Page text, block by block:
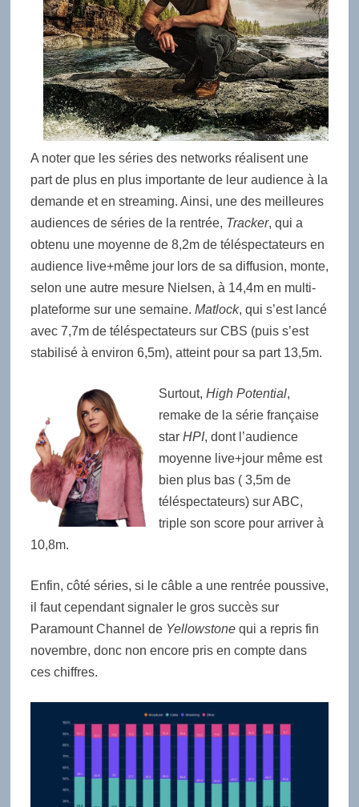
A noter que les séries des networks réalisent une
part de plus en plus importante de leur audience à la
demande et en streaming. Ainsi, une des meilleures
audiences de séries de la rentrée, Tracker, qui a
obtenu une moyenne de 8,2m de téléspectateurs en
audience live+même jour lors de sa diffusion, monte,
selon une autre mesure Nielsen, à 14,4m en multi-
plateforme sur une semaine. Matlock, qui s’est lancé
avec 7,7m de téléspectateurs sur CBS (puis s’est
stabilisé à environ 6,5m), atteint pour sa part 13,5m.
Surtout, High Potential,
remake de la série française
star HPI, dont l’audience
moyenne live+jour même est
bien plus bas ( 3,5m de
téléspectateurs) sur ABC,
triple son score pour arriver à
10,8m.
Enfin, côté séries, si le câble a une rentrée poussive,
il faut cependant signaler le gros succès sur
Paramount Channel deYellowstonequi a repris fin
novembre, donc non encore pris en compte dans
ces chiffres.